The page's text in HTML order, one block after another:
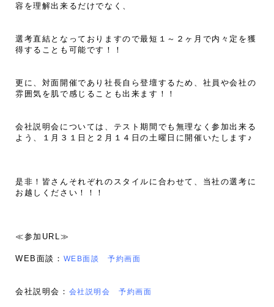
容を理解出来るだけでなく、
選考直結となっておりますので最短１～２ヶ月で内々定を獲
得することも可能です！！
更に、対面開催であり社長自ら登壇するため、社員や会社の
雰囲気を肌で感じることも出来ます！！
会社説明会については、テスト期間でも無理なく参加出来る
よう、１月３１日と２月１４日の土曜日に開催いたします♪
是非！皆さんそれぞれのスタイルに合わせて、当社の選考に
お越しください！！！
≪参加URL≫
WEB面談： WEB面談 予約画面
会社説明会： 会社説明会 予約画面